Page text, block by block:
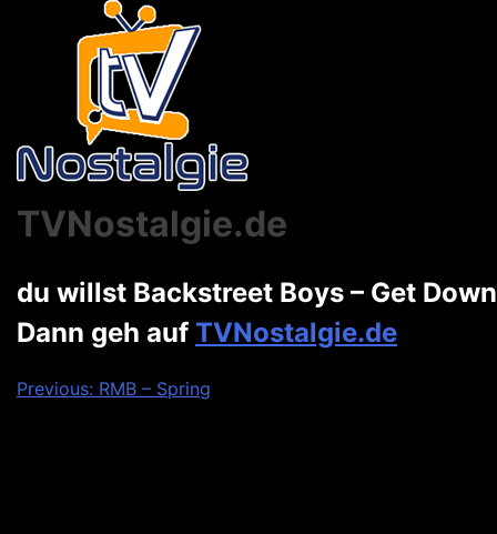
TVNostalgie.de
du willst Backstreet Boys – Get
Dann geh auf TVNostalgie.de
Beitragsnavigation
Previous: RMB – Spring